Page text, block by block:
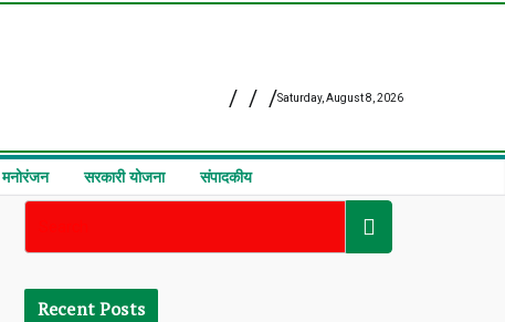
Saturday, August 8, 2026
मनोरंजन सरकारी योजना संपादकीय
Recent Posts